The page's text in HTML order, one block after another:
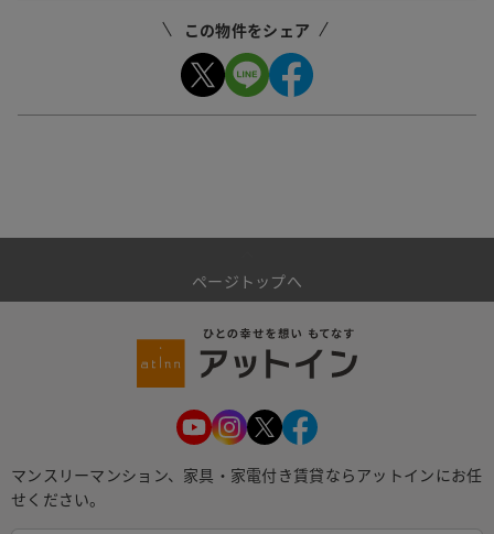
この物件をシェア
ページトップへ
マンスリーマンション、家具・家電付き賃貸ならアットインにお任
せください。